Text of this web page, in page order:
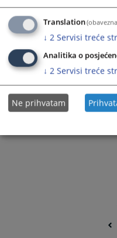
Translation
↓ 2 Servisi treće
Analitika o
↓ 2 Servisi treće
Ne prihvatam